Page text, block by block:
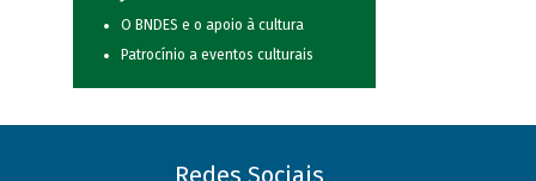
O BNDES e o apoio à cultura
Patrocínio a eventos culturais
Redes Sociais